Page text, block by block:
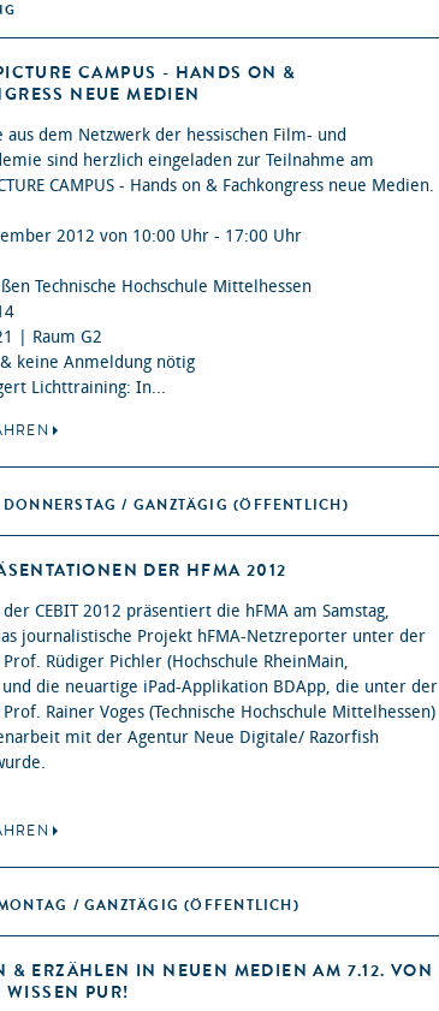
CAMPUS - HANDS ON &
NEUE MEDIEN
aus dem Netzwerk der hessischen Film- und
sind herzlich eingeladen zur Teilnahme am
CAMPUS - Hands on & Fachkongress neue Medien.
2012 von 10:00 Uhr - 17:00 Uhr
Technische Hochschule Mittelhessen
| Raum G2
keine Anmeldung nötig
Lichttraining: In...
DONNERSTAG / GANZTÄGIG(ÖFFENTLICH)
DER HFMA 2012
CEBIT 2012 präsentiert die hFMA am Samstag,
journalistische Projekt hFMA-Netzreporter unter der
Rüdiger Pichler (Hochschule RheinMain,
und die neuartige iPad-Applikation BDApp, die unter der
Rainer Voges (Technische Hochschule Mittelhessen)
mit der Agentur Neue Digitale/ Razorfish
/ GANZTÄGIG(ÖFFENTLICH)
& ERZÄHLEN IN NEUEN MEDIEN AM 7.12. VON
WISSEN PUR!